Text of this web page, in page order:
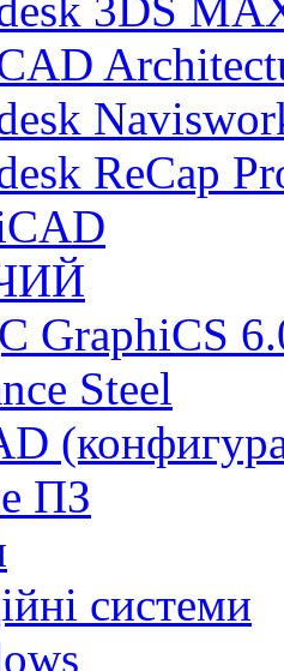
3DS
ReCap
GraphiCS
Steel
ПЗ
системи